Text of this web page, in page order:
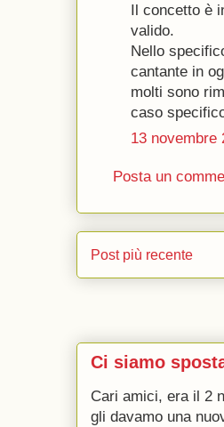
Il concetto è
valido.
Nello
cantante in
molti sono
caso
13 novembre
Posta un
Post più recente
Ci siamo
Cari amici, era il 2
gli davamo una